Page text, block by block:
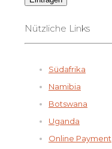
Nützliche Links
Südafrika
Namibia
Botswana
Uganda
Online Payment